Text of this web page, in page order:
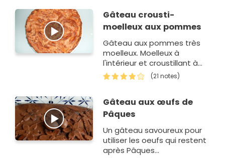
Gâteau crousti-
moelleux aux pommes
Gâteau aux pommes très
moelleux. Moelleux à
l'intérieur et croustillant à
l'extérieur... Une vrai
merveille !
(21 notes)
Gâteau aux œufs de
Pâques
Un gâteau savoureux pour
utiliser les oeufs qui restent
après Pâques...